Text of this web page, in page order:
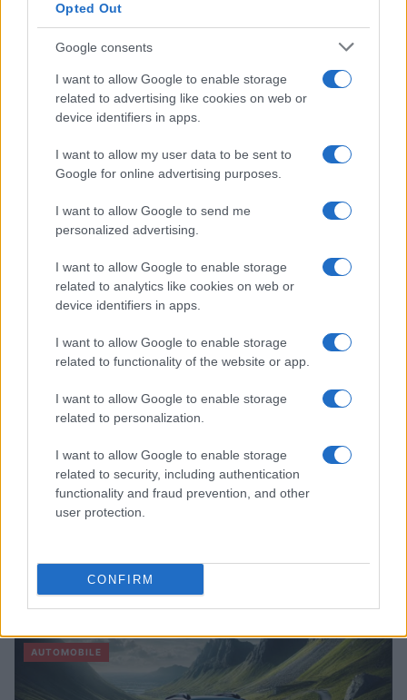
Opted Out
Google consents
I want to allow Google to enable storage
related to advertising like cookies on web or
device identifiers in apps.
I want to allow my user data to be sent to
Google for online advertising purposes.
I want to allow Google to send me
personalized advertising.
I want to allow Google to enable storage
related to analytics like cookies on web or
device identifiers in apps.
I want to allow Google to enable storage
related to functionality of the website or app.
I want to allow Google to enable storage
related to personalization.
I want to allow Google to enable storage
related to security, including authentication
functionality and fraud prevention, and other
user protection.
CONFIRM
À lire aussi
AUTOMOBILE
Réparations automobiles 2025: le guide malin pour réduire la
facture
Sécurité Des Véhicules: 4 Caractéristiques Que Chaque
Propriétaire De Voiture Devrait Entretenir
Redazione Online · 28 Fév 2025
AUTOMOBILE